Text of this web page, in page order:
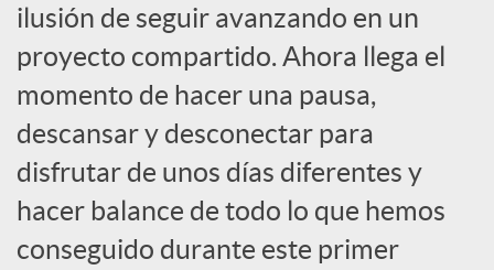
e
s
S
o
ilusión de seguir avanzando en un
proyecto compartido. Ahora llega el
momento de hacer una pausa,
descansar y desconectar para
disfrutar de unos días diferentes y
hacer balance de todo lo que hemos
conseguido durante este primer